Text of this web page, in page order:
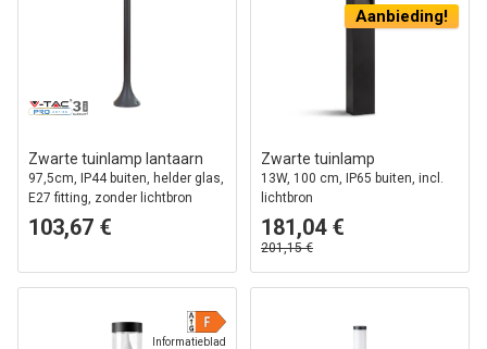
Zwarte tuinlamp lantaarn
97,5cm, IP44 buiten, helder glas,
E27 fitting, zonder lichtbron
103,67 €
Aanbieding!
Zwarte tuinlamp
13W, 100 cm, IP65 buiten, incl.
lichtbron
181,04 €
201,15 €
Informatieblad